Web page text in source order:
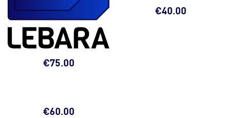
€75.00
€40.00
€60.00